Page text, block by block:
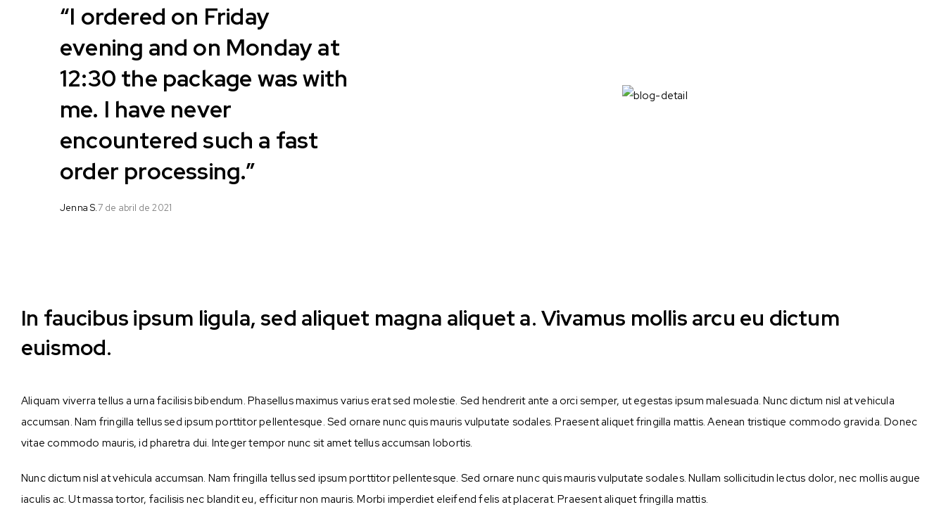
“I ordered on Friday
evening and on Monday at
12:30 the package was with
me. I have never
encountered such a fast
order processing.”
4 out
of 5
Jenna S.7 de abril de 2021
In faucibus ipsum ligula, sed aliquet magna aliquet a. Vivamus mollis arcu eu dictum
euismod.
Aliquam viverra tellus a urna facilisis bibendum. Phasellus maximus varius erat sed molestie. Sed hendrerit ante a orci semper, ut egestas ipsum malesuada. Nunc dictum nisl at vehicula
accumsan. Nam fringilla tellus sed ipsum porttitor pellentesque. Sed ornare nunc quis mauris vulputate sodales. Praesent aliquet fringilla mattis. Aenean tristique commodo gravida. Donec
vitae commodo mauris, id pharetra dui. Integer tempor nunc sit amet tellus accumsan lobortis.
Nunc dictum nisl at vehicula accumsan. Nam fringilla tellus sed ipsum porttitor pellentesque. Sed ornare nunc quis mauris vulputate sodales. Nullam sollicitudin lectus dolor, nec mollis augue
iaculis ac. Ut massa tortor, facilisis nec blandit eu, efficitur non mauris. Morbi imperdiet eleifend felis at placerat. Praesent aliquet fringilla mattis.